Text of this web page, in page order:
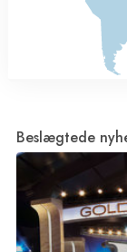
Beslægtede